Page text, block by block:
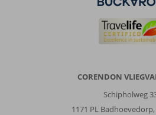
CORENDON
Schipholweg
1171 PL